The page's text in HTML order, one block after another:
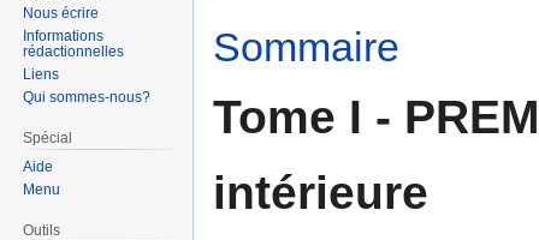
à
navigation
à
recherche
Sommaire
Tome I -
intérieure
Nous écrire
Informations
rédactionnelles
Liens
Qui sommes-nous?
Spécial
Aide
Menu
Outils